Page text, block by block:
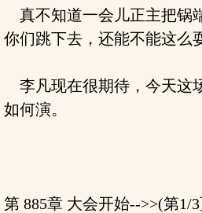
真不知道一会儿正主把锅
你们跳下去，还能不能这么
李凡现在很期待，今天这
如何演。
第 885章 大会开始-->>(第1/